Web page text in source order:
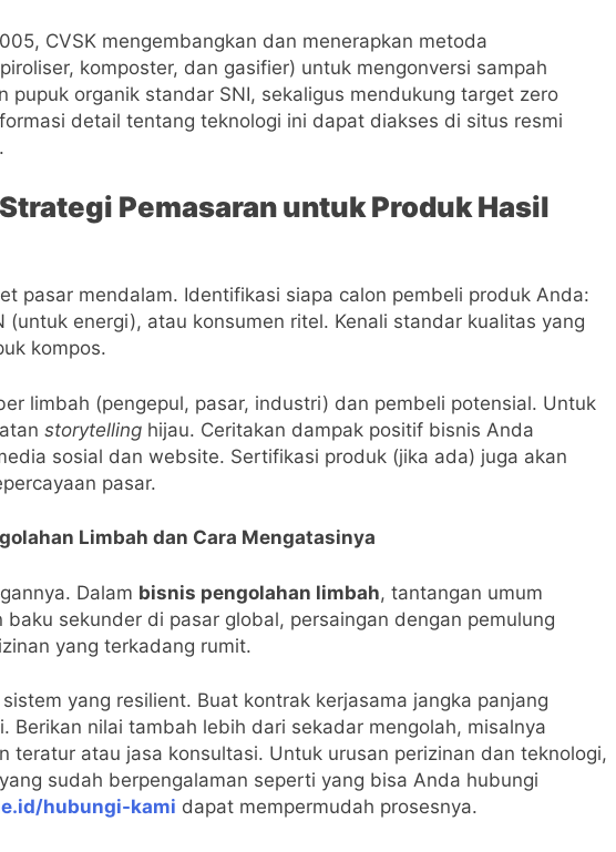
CVSK mengembangkan dan menerapkan metoda
komposter, dan gasifier) untuk mengonversi sampah
pupuk organik standar SNI, sekaligus mendukung target zero
detail tentang teknologi ini dapat diakses di situs resmi
.
Pemasaran untuk Produk Hasil
pasar mendalam. Identifikasi siapa calon pembeli produk Anda:
(untuk energi), atau konsumen ritel. Kenali standar kualitas yang
kompos.
limbah (pengepul, pasar, industri) dan pembeli potensial. Untuk
storytelling hijau. Ceritakan dampak positif bisnis Anda
sosial dan website. Sertifikasi produk (jika ada) juga akan
pasar.
Limbah dan Cara Mengatasinya
Dalam bisnis pengolahan limbah, tantangan umum
sekunder di pasar global, persaingan dengan pemulung
yang terkadang rumit.
yang resilient. Buat kontrak kerjasama jangka panjang
Berikan nilai tambah lebih dari sekadar mengolah, misalnya
teratur atau jasa konsultasi. Untuk urusan perizinan dan teknologi,
sudah berpengalaman seperti yang bisa Anda hubungi
hubungi-kami dapat mempermudah prosesnya.